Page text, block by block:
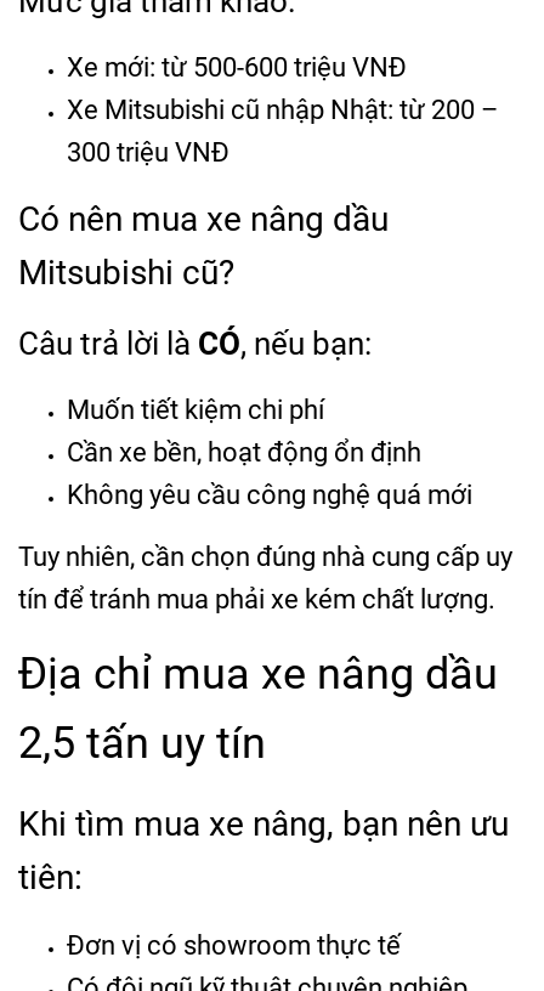
Xe mới: từ 500-600 triệu VNĐ
Xe Mitsubishi cũ nhập Nhật: từ 200 –
300 triệu VNĐ
Có nên mua xe nâng dầu
Mitsubishi cũ?
Câu trả lời là CÓ, nếu bạn:
Muốn tiết kiệm chi phí
Cần xe bền, hoạt động ổn định
Không yêu cầu công nghệ quá mới
Tuy nhiên, cần chọn đúng nhà cung cấp uy
tín để tránh mua phải xe kém chất lượng.
Địa chỉ mua xe nâng dầu
2,5 tấn uy tín
Khi tìm mua xe nâng, bạn nên ưu
tiên:
Đơn vị có showroom thực tế